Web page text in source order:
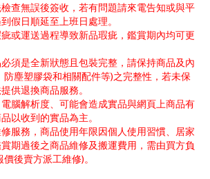
查無誤後簽收，若有問題請來電告知或與平
假日順延至上班日處理。
或運送過程導致新品瑕疵，鑑賞期內均可更
須是全新狀態且包裝完整，請保持商品及內
防塵塑膠袋和相關配件等)之完整性，若未保
供退換商品服務。
腦解析度、可能會造成實品與網頁上商品有
以收到的實品為主。
服務，商品使用年限因個人使用習慣、居家
期過後之商品維修及搬運費用，需由買方負
後賣方派工維修)。